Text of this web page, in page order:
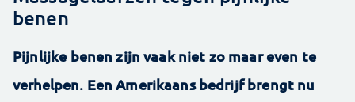
benen
Pijnlijke benen zijn vaak niet zo maar even te
verhelpen. Een Amerikaans bedrijf brengt nu